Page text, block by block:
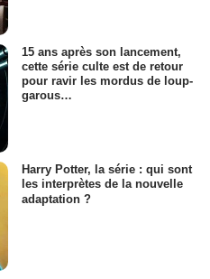
15 ans après son lancement,
cette série culte est de retour
pour ravir les mordus de loup-
garous…
Harry Potter, la série : qui sont
les interprètes de la nouvelle
adaptation ?